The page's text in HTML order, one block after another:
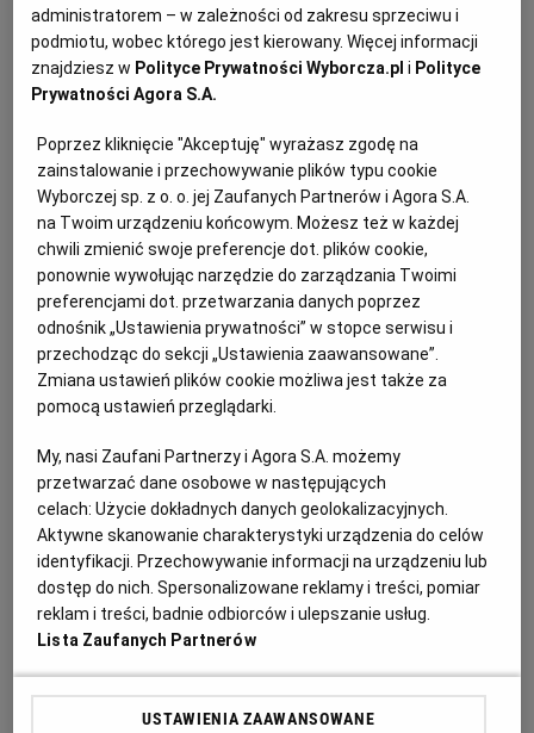
postępowanie konkursowe). W związku z art. 111
ust. 1 pkt 3ustawy Pzpnagrodą w konkursie
będzie zaproszenie do negocjacji w trybie
konkursowej. Przewidywane rozstrzygnięcie
konkursu planowane jest na 2021 rok, zatem
nasuwa się pytanie, czy zaproszenie do negocjacji
w trybie z wolnej ręki autora wybranej pracy ma się
odbyć na podstawie aktualnejustawy Pzp, czy też
już na podstawie nowejustawy Pzp, która wejdzie
w życie 1 stycznia 2021 r.?
administratorem – w zależności od zakresu sprzeciwu i
podmiotu, wobec którego jest kierowany. Więcej informacji
znajdziesz w Polityce Prywatności Wyborcza.pl i Polityce
Prywatności Agora S.A.
Poprzez kliknięcie "Akceptuję" wyrażasz zgodę na
zainstalowanie i przechowywanie plików typu cookie
Wyborczej sp. z o. o. jej Zaufanych Partnerów i Agora S.A.
na Twoim urządzeniu końcowym. Możesz też w każdej
chwili zmienić swoje preferencje dot. plików cookie,
ponownie wywołując narzędzie do zarządzania Twoimi
preferencjami dot. przetwarzania danych poprzez
odnośnik „Ustawienia prywatności” w stopce serwisu i
przechodząc do sekcji „Ustawienia zaawansowane”.
Zmiana ustawień plików cookie możliwa jest także za
pomocą ustawień przeglądarki.
My, nasi Zaufani Partnerzy i Agora S.A. możemy
przetwarzać dane osobowe w następujących
celach:Użycie dokładnych danych geolokalizacyjnych.
Aktywne skanowanie charakterystyki urządzenia do celów
identyfikacji. Przechowywanie informacji na urządzeniu lub
dostęp do nich. Spersonalizowane reklamy i treści, pomiar
reklam i treści, badnie odbiorców i ulepszanie usług.
Lista Zaufanych Partnerów
USTAWIENIA ZAAWANSOWANE